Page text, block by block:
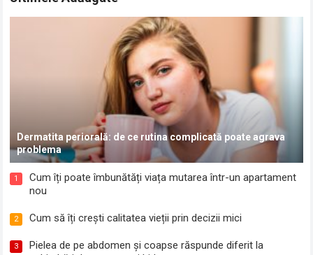
Dermatita periorală: de ce rutina complicată poate agrava
problema
1
Cum îți poate îmbunătăți viața mutarea într-un apartament
nou
2 Cum să îți crești calitatea vieții prin decizii mici
3
Pielea de pe abdomen și coapse răspunde diferit la